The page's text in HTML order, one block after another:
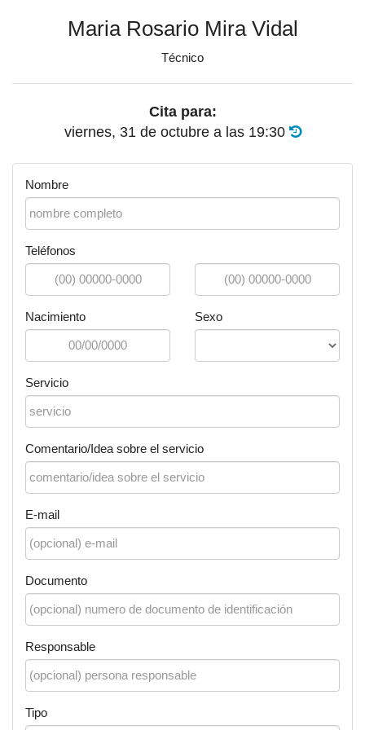
Maria Rosario Mira Vidal
Técnico
Cita para:
viernes, 31 de octubre a las 19:30
Nombre
Teléfonos
Nacimiento Sexo
Servicio
Comentario/Idea sobre el servicio
E-mail
Documento
Responsable
Tipo